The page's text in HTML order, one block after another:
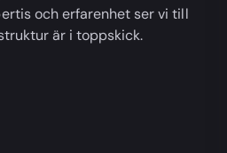
och erfarenhet ser vi till
är i toppskick.